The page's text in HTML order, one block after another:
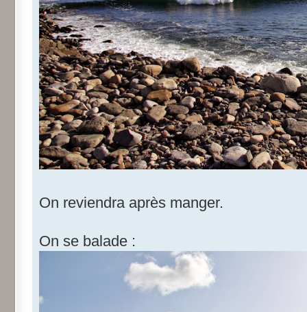
On reviendra après manger.
On se balade :